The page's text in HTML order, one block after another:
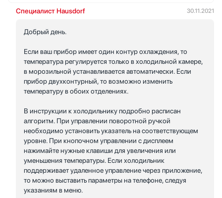
Специалист Hausdorf 30.11.2021
Добрый день.
Если ваш прибор имеет один контур охлаждения, то
температура регулируется только в холодильной камере,
в морозильной устанавливается автоматически. Если
прибор двухконтурный, то возможно изменить
температуру в обоих отделениях.
В инструкции к холодильнику подробно расписан
алгоритм. При управлении поворотной ручкой
необходимо установить указатель на соответствующем
уровне. При кнопочном управлении с дисплеем
нажимайте нужные клавиши для увеличения или
уменьшения температуры. Если холодильник
поддерживает удаленное управление через приложение,
то можно выставить параметры на телефоне, следуя
указаниям в меню.